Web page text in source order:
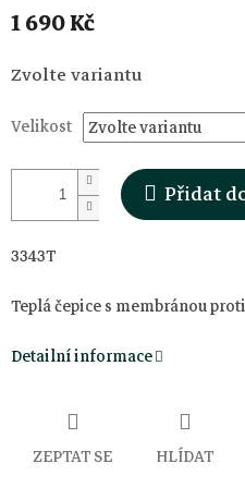
1 690 Kč
Měrná
cena:
Zvolte variantu
Velikost
Přidat
3343T
Teplá čepice s membránou
Detailní informace
ZEPTAT SE HLÍDAT